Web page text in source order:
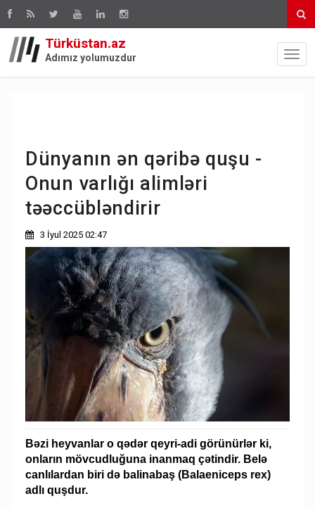
Türküstan.az
Adımız yolumuzdur
Dünyanın ən qəribə quşu -
Onun varlığı alimləri
təəccübləndirir
3 İyul 2025 02:47
Bəzi heyvanlar o qədər qeyri-adi görünürlər ki,
onların mövcudluğuna inanmaq çətindir. Belə
canlılardan biri də balinabaş (Balaeniceps rex)
adlı quşdur.